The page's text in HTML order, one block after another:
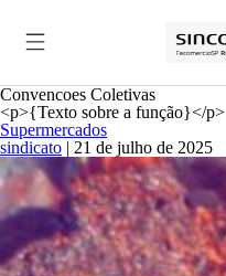
Convencoes Coletivas
<p>{Texto sobre a função}</p>
Supermercados
sindicato | 21 de julho de 2025